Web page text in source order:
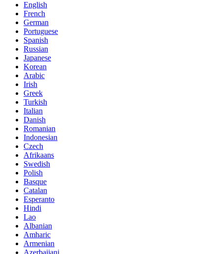
English
French
German
Portuguese
Spanish
Russian
Japanese
Korean
Arabic
Irish
Greek
Turkish
Italian
Danish
Romanian
Indonesian
Czech
Afrikaans
Swedish
Polish
Basque
Catalan
Esperanto
Hindi
Lao
Albanian
Amharic
Armenian